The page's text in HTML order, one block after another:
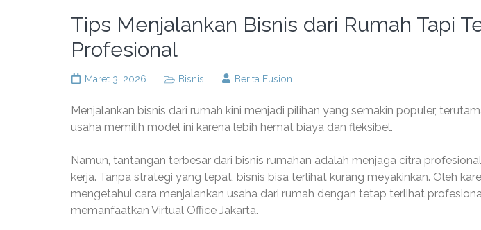
Tips Menjalankan Bisnis dari Rumah Tapi
Profesional
Maret 3, 2026 Bisnis Berita Fusion
Menjalankan bisnis dari rumah kini menjadi pilihan yang semakin populer,
usaha memilih model ini karena lebih hemat biaya dan fleksibel.
Namun, tantangan terbesar dari bisnis rumahan adalah menjaga citra
kerja. Tanpa strategi yang tepat, bisnis bisa terlihat kurang meyakinkan. Oleh
mengetahui cara menjalankan usaha dari rumah dengan tetap terlihat
memanfaatkan Virtual Office Jakarta.